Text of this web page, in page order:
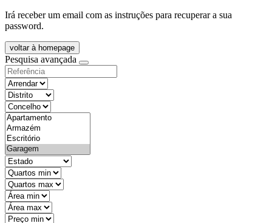
Irá receber um email com as instruções para recuperar a sua
password.
voltar à homepage
Pesquisa avançada
objective
districtId
countyId
types
state
mintypo
maxtypo
minarea
maxarea
minprice